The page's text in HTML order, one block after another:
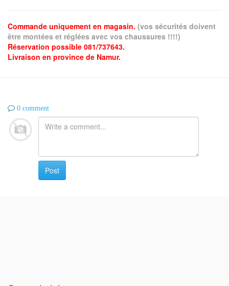
Commande uniquement en magasin. (vos sécurités doivent
être montées et réglées avec vos chaussures !!!!)
Réservation possible 081/737643.
Livraison en province de Namur.
0 comment
Post